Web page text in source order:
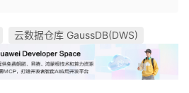
云数据仓库 GaussDB(DWS)